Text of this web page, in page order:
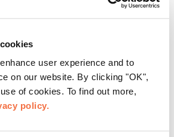
user experience and to
on our website. By clicking "OK",
of cookies. To find out more,
policy.